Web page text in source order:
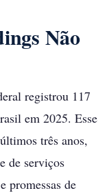
Não
registrou 117
em 2025. Esse
três anos,
de serviços
promessas de